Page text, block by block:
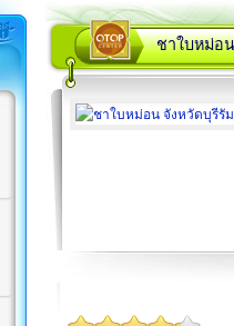
ชาใบหม่อน